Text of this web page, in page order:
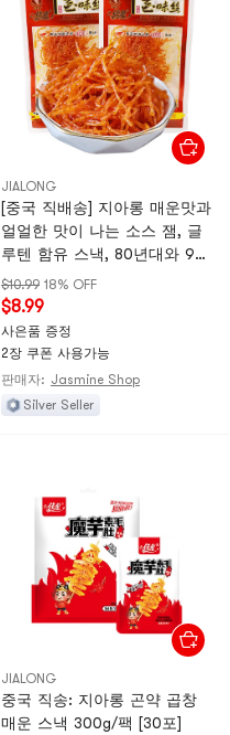
JIALONG
[중국 직배송] 지아롱 매운맛과
얼얼한 맛이 나는 소스 잼, 글
루텐 함유 스낵, 80년대와 90
년대 추억의 간식, 10봉지
$10.99 18% OFF
$8.99
사은품 증정
2장 쿠폰 사용가능
판매자: Jasmine Shop
Silver Seller
JIALONG
중국 직송: 지아롱 곤약 곱창
매운 스낵 300g/팩 [30포]